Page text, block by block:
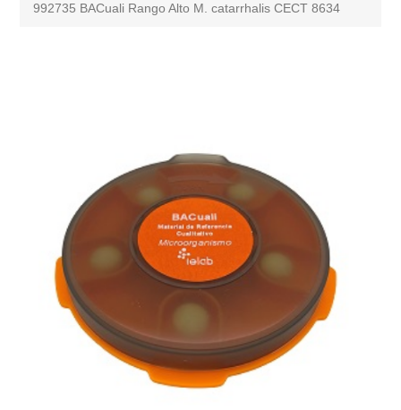
992735 BACuali Rango Alto M. catarrhalis CECT 8634